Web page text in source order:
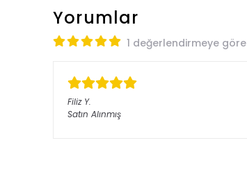
Yorumlar
1 değerlendirmeye göre
Filiz Y.
Satın Alınmış